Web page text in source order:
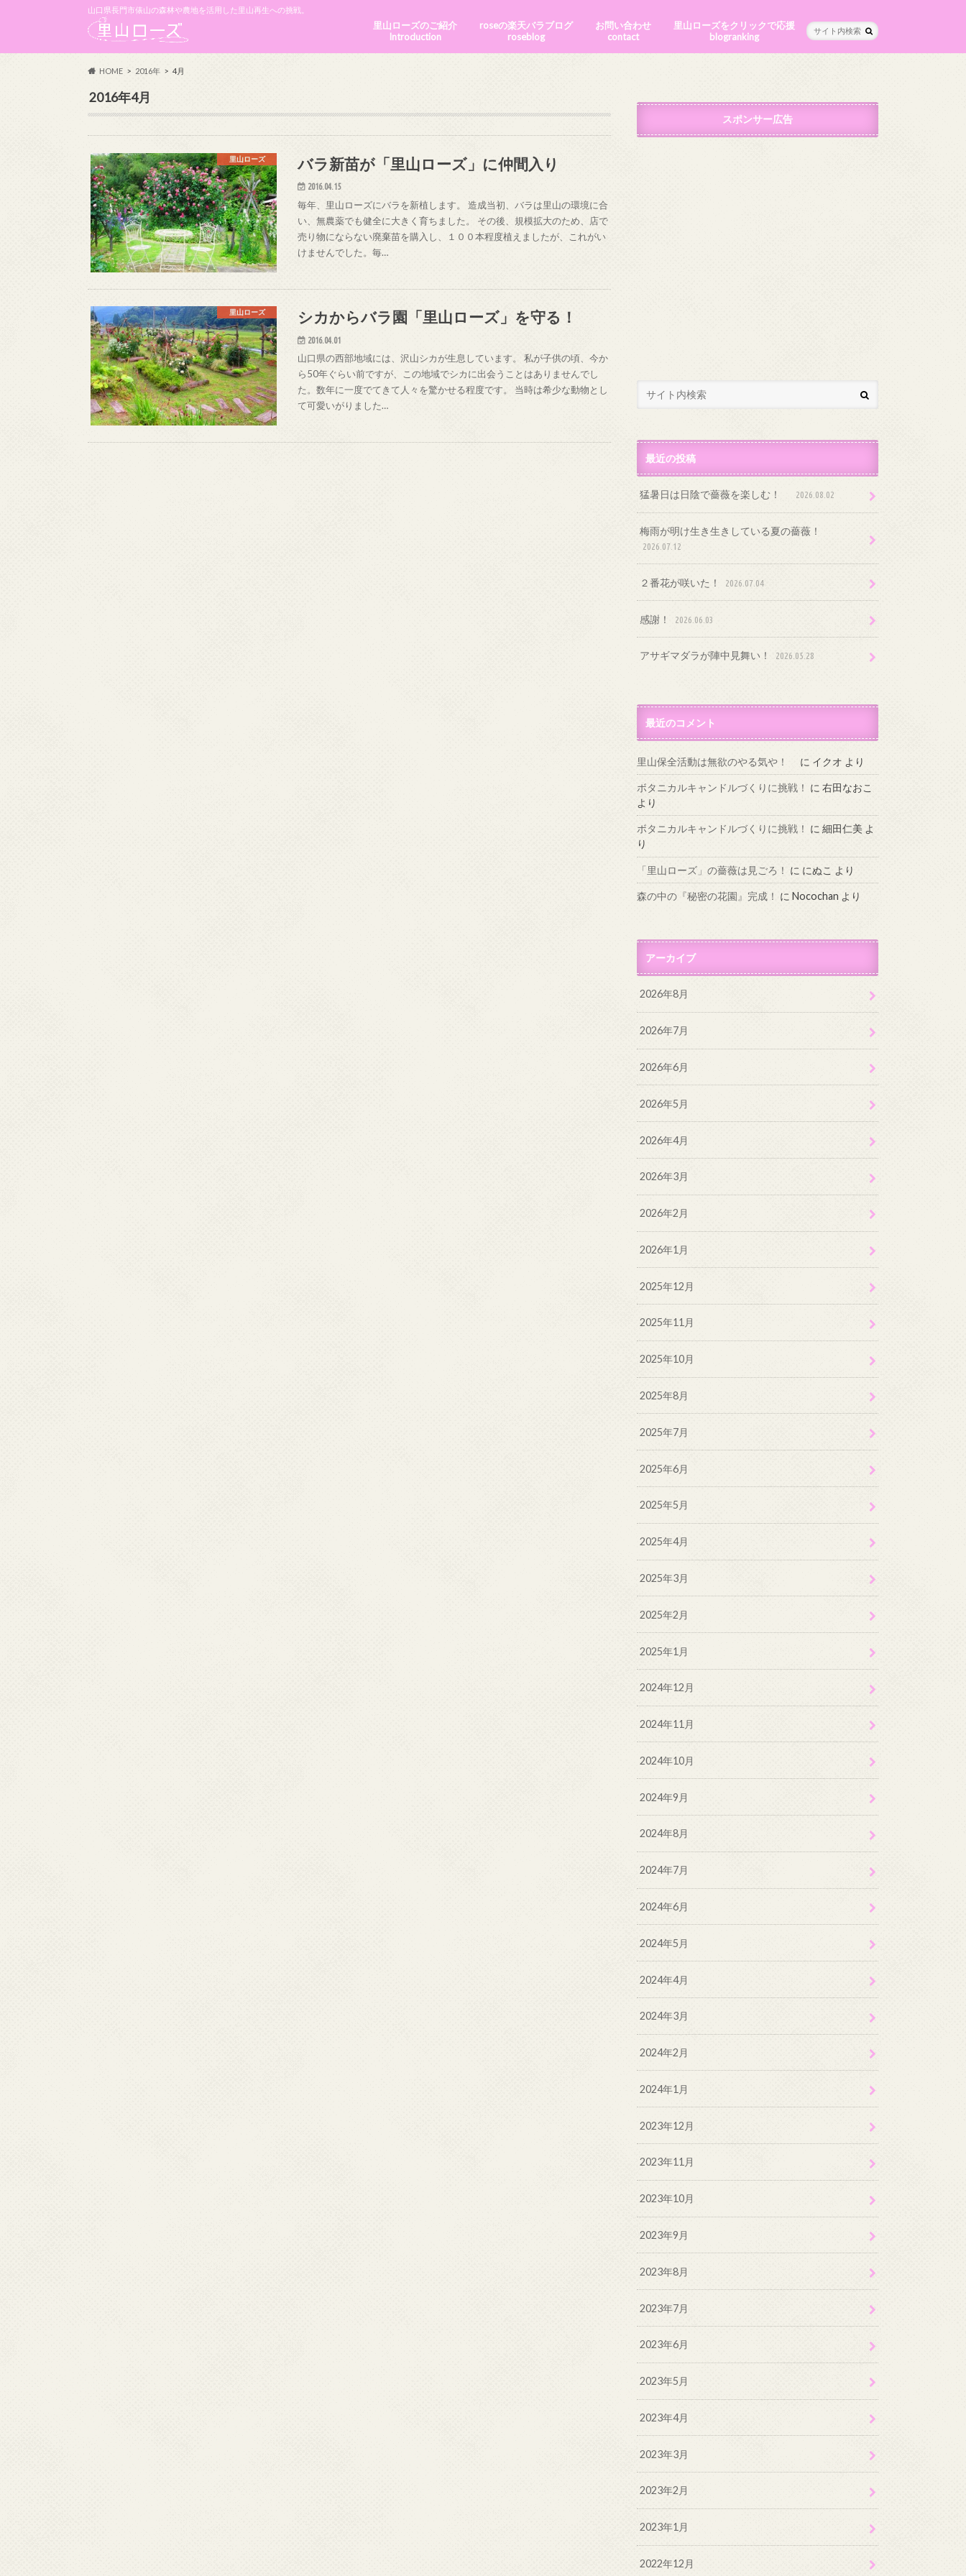
山口県長門市俵山の森林や農地を活用した里山再生への挑戦。
里山ローズのご紹介
Introduction
roseの楽天バラブログ
roseblog
お問い合わせ
contact
里山ローズをクリックで応援
blogranking
HOME 2016年 4月
2016年4月
里山ローズ バラ新苗が「里山ローズ」に仲間入り
2016.04.15
毎年、里山ローズにバラを新植します。 造成当初、バラは里山の環境に合
い、無農薬でも健全に大きく育ちました。 その後、規模拡大のため、店で
売り物にならない廃棄苗を購入し、１００本程度植えましたが、これがい
けませんでした。毎…
里山ローズ シカからバラ園「里山ローズ」を守る！
2016.04.01
山口県の西部地域には、沢山シカが生息しています。 私が子供の頃、今か
ら50年ぐらい前ですが、この地域でシカに出会うことはありませんでし
た。数年に一度でてきて人々を驚かせる程度です。 当時は希少な動物とし
て可愛いがりました…
スポンサー広告
最近の投稿
猛暑日は日陰で薔薇を楽しむ！ 2026.08.02
梅雨が明け生き生きしている夏の薔薇！
2026.07.12
２番花が咲いた！ 2026.07.04
感謝！ 2026.06.03
アサギマダラが陣中見舞い！ 2026.05.28
最近のコメント
里山保全活動は無欲のやる気や！ に イクオ より
ボタニカルキャンドルづくりに挑戦！ に 右田なおこ
より
ボタニカルキャンドルづくりに挑戦！ に 細田仁美 よ
り
「里山ローズ」の薔薇は見ごろ！ に にぬこ より
森の中の『秘密の花園』完成！ に Nocochan より
アーカイブ
2026年8月
2026年7月
2026年6月
2026年5月
2026年4月
2026年3月
2026年2月
2026年1月
2025年12月
2025年11月
2025年10月
2025年8月
2025年7月
2025年6月
2025年5月
2025年4月
2025年3月
2025年2月
2025年1月
2024年12月
2024年11月
2024年10月
2024年9月
2024年8月
2024年7月
2024年6月
2024年5月
2024年4月
2024年3月
2024年2月
2024年1月
2023年12月
2023年11月
2023年10月
2023年9月
2023年8月
2023年7月
2023年6月
2023年5月
2023年4月
2023年3月
2023年2月
2023年1月
2022年12月